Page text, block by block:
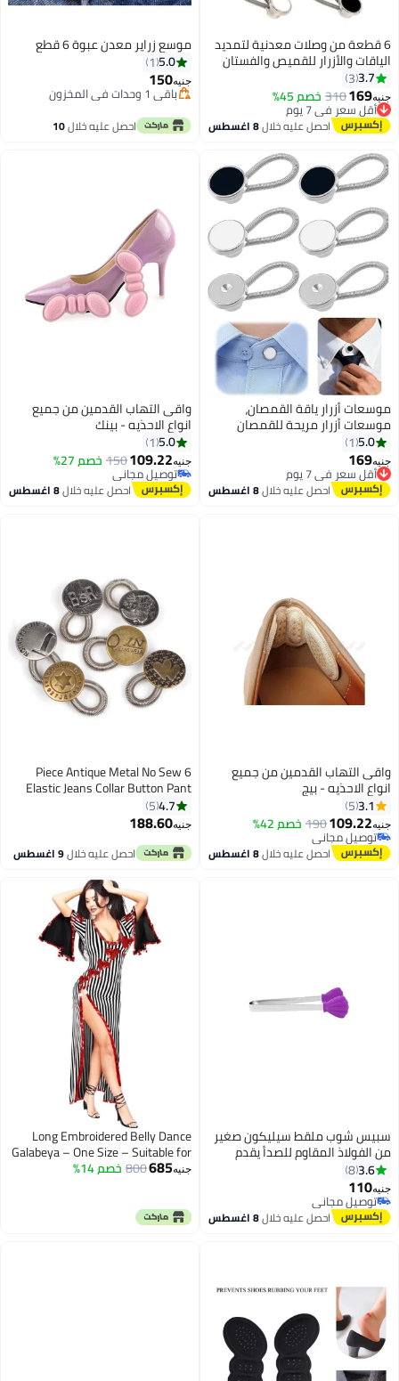
6 قطعة من وصلات معدنية لتمديد
الياقات والأزرار للقميص والفستان
والبنطلون والمعطف (ابيض-اسود-
فضي)
3.7
3
جنيه169
310 خصم 45%
أقل سعر في 7 يوم
توصيل مجاني
أقل سعر في 7 يوم
احصل عليه خلال8 اغسطس
موسع زراير معدن عبوة 6 قطع
5.0
1
جنيه150
باقي 1 وحدات في المخزون
باقي 1 وحدات في المخزون
احصل عليه خلال10
موسعات أزرار ياقة القمصان،
موسعات أزرار مريحة للقمصان
الرجالية الرسمية، توسيع فوري
لياقة ربطة العنق - 6 قطع
5.0
1
جنيه169
أقل سعر في 7 يوم
توصيل مجاني
أقل سعر في 7 يوم
احصل عليه خلال8 اغسطس
واقى التهاب القدمين من جميع
انواع الاحذيه - بينك
5.0
1
جنيه109.22
150 خصم 27%
توصيل مجاني
توصيل مجانياحصل عليه خلال8 اغسطس
واقى التهاب القدمين من جميع
انواع الاحذيه - بيج
3.1
5
جنيه109.22
190 خصم 42%
توصيل مجاني
توصيل مجانياحصل عليه خلال8 اغسطس
6 Piece Antique Metal No Sew
Elastic Jeans Collar Button Pant
Extender
4.7
5
جنيه188.60
احصل عليه خلال9 اغسطس
سبيس شوب ملقط سيليكون صغير
من الفولاذ المقاوم للصدأ يقدم
ملقط طعام مع أطراف سيليكون
لمكعبات السكر مقبلات ثلج محمصة
بأشكال عشوائية
3.6
8
جنيه110
توصيل مجاني
توصيل مجانياحصل عليه خلال8 اغسطس
Long Embroidered Belly Dance
Galabeya – One Size – Suitable for
Performances & Women’s Parties
جنيه685
800 خصم 14%